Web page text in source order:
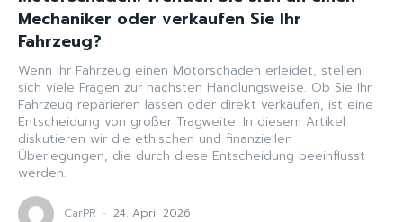
Mechaniker oder verkaufen Sie Ihr
Fahrzeug?
Wenn Ihr Fahrzeug einen Motorschaden erleidet, stellen
sich viele Fragen zur nächsten Handlungsweise. Ob Sie Ihr
Fahrzeug reparieren lassen oder direkt verkaufen, ist eine
Entscheidung von großer Tragweite. In diesem Artikel
diskutieren wir die ethischen und finanziellen
Überlegungen, die durch diese Entscheidung beeinflusst
werden.
CarPR - 24. April 2026